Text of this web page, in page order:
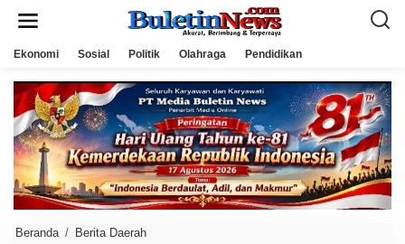
Ekonomi Sosial Politik Olahraga Pendidikan
Beranda / Berita Daerah